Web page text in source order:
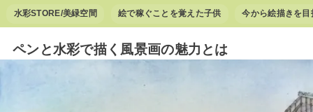
水彩STORE/美緑空間 絵で稼ぐことを覚えた子供 今から絵描きを
ペンと水彩で描く風景画の魅力とは